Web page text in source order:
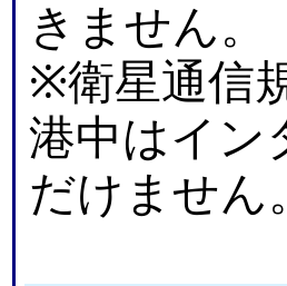
きません。
※衛星通信
港中はイン
だけません